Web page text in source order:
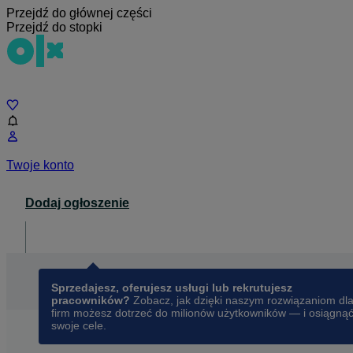
Przejdź do głównej części
Przejdź do stopki
Twoje konto
Dodaj ogłoszenie
Sprzedajesz, oferujesz usługi lub rekrutujesz
pracowników? Zobacz, jak dzięki naszym rozwiązaniom dla
firm możesz dotrzeć do milionów użytkowników — i osiągnąć
swoje cele.